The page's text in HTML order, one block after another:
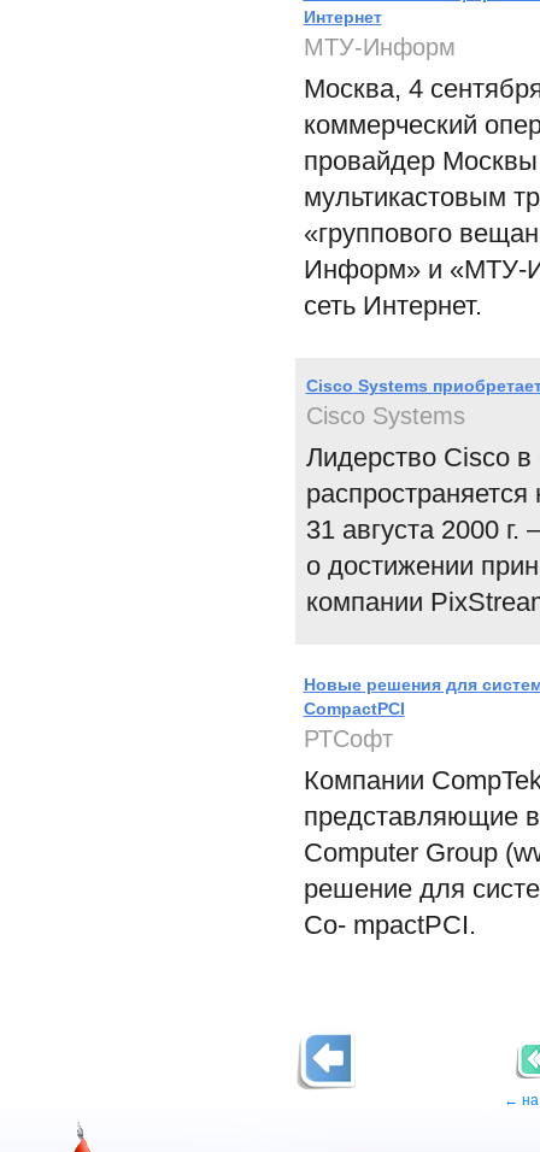
Интернет
МТУ-Информ
Москва, 4
коммерческий
провайдер
мультикастовым
«группового
Информ» и «МТУ-
сеть Интернет.
Cisco Systems
Cisco Systems
Лидерство Cisco
31 августа 2000
о достижении
компании
Новые решения для
CompactPCI
РТСофт
Компании
представляющие
Computer Group
решение для
Co- mpactPCI.
← на